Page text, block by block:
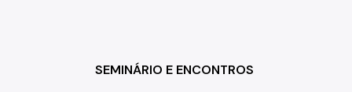
SEMINÁRIO E ENCONTROS